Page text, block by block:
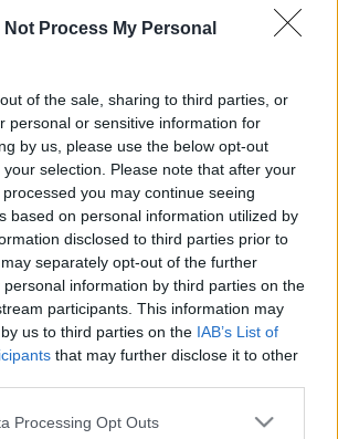
Not Process My Personal
of the sale, sharing to third parties, or
personal or sensitive information for
by us, please use the below opt-out
selection. Please note that after your
you may continue seeing
based on personal information utilized by
disclosed to third parties prior to
separately opt-out of the further
information by third parties on the
participants. This information may
us to third parties on the IAB’s List of
that may further disclose it to other
website/app uses one or more Google
Processing Opt Outs
márciusában született Brooklynban egy
zenei háttérrel rendelkező apa
Nyolcévesen kezdett zongorázni,
manhattani zeneakadémián szerezte.
lépett fel. Iskolái
kezdett egy középiskolában. Zenei
számára komponált karácsonyi dal
később elsősorban a Twin Peaks
zenéjéről vált ismertté, de olyan
Útvesztőben, Az igaz történet
vagy a